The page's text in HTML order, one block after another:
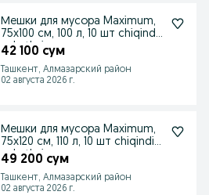
Мешки для мусора Maximum,
75x100 см, 100 л, 10 шт chiqindi
paketlari
42 100 сум
Ташкент, Алмазарский район
02 августа 2026 г.
Мешки для мусора Maximum,
75x120 см, 110 л, 10 шт chiqindi
paketlari
49 200 сум
Ташкент, Алмазарский район
02 августа 2026 г.